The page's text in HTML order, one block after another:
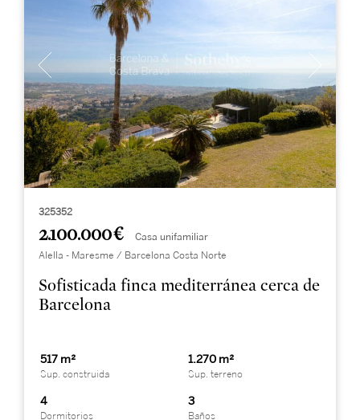
325352
2.100.000 € Casa unifamiliar
Alella - Maresme / Barcelona Costa Norte
Sofisticada finca mediterránea cerca de
Barcelona
517 m²
Sup. construida
1.270 m²
Sup. terreno
4
Dormitorios
3
Baños